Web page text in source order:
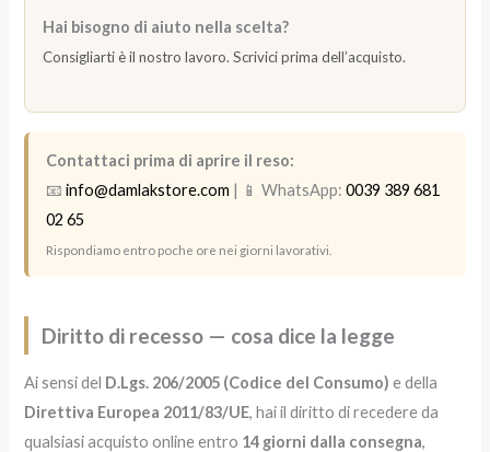
Hai bisogno di aiuto nella scelta?
Consigliarti è il nostro lavoro. Scrivici prima dell’acquisto.
Contattaci prima di aprire il reso:
📧info@damlakstore.com | 📱 WhatsApp:0039 389 681
02 65
Rispondiamo entro poche ore nei giorni lavorativi.
Diritto di recesso — cosa dice la legge
Ai sensi del D.Lgs. 206/2005 (Codice del Consumo) e della
Direttiva Europea 2011/83/UE, hai il diritto di recedere da
qualsiasi acquisto online entro 14 giorni dalla consegna,